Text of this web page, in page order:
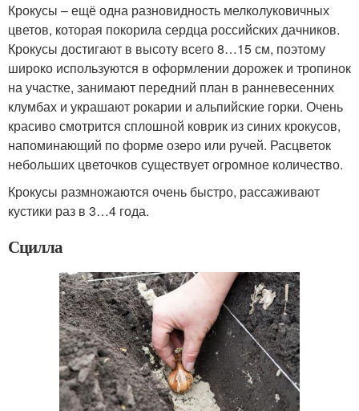
Крокусы – ещё одна разновидность мелколуковичных
цветов, которая покорила сердца российских дачников.
Крокусы достигают в высоту всего 8…15 см, поэтому
широко используются в оформлении дорожек и тропинок
на участке, занимают передний план в ранневесенних
клумбах и украшают рокарии и альпийские горки. Очень
красиво смотрится сплошной коврик из синих крокусов,
напоминающий по форме озеро или ручей. Расцветок
небольших цветочков существует огромное количество.
Крокусы размножаются очень быстро, рассаживают
кустики раз в 3…4 года.
Сцилла